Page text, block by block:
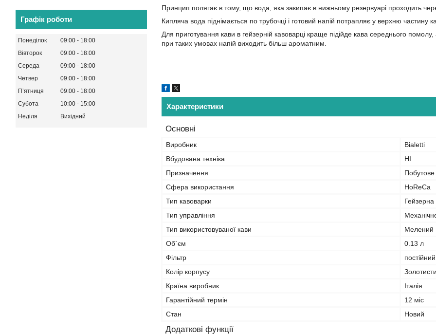
Принцип полягає в тому, що вода, яка закипає в нижньому резервуарі проходить
Кипляча вода піднімається по трубочці і готовий напій потрапляє у верхню
Для приготування кави в гейзерній кавоварці краще підійде кава середнього
при таких умовах напій виходить більш ароматним.
Характеристики
Основні
Виробник
Bialetti
Вбудована техніка
НІ
Призначення
Побутове
Сфера використання
HoReCa
Тип кавоварки
Гейзерна
Тип управління
Тип використовуваної кави
Мелений
Об`єм
0.13 л
Фільтр
постійний
Колір корпусу
Країна виробник
Італія
Гарантійний термін
12 міс
Стан
Новий
Додаткові функції
Графік роботи
Понеділок 09:00
18:00
Вівторок
09:00
18:00
Середа
09:00
18:00
Четвер
09:00
18:00
Пʼятниця
09:00
18:00
Субота
10:00
15:00
Неділя
Вихідний